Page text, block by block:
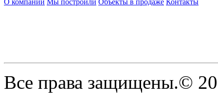
Все права защищены.©